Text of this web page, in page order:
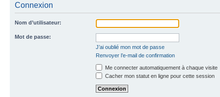
Connexion
Nom d’utilisateur:
Mot de passe:
J’ai oublié mon mot de passe
Renvoyer l’e-mail de confirmation
Me connecter automatiquement à chaque visite
Cacher mon statut en ligne pour cette session